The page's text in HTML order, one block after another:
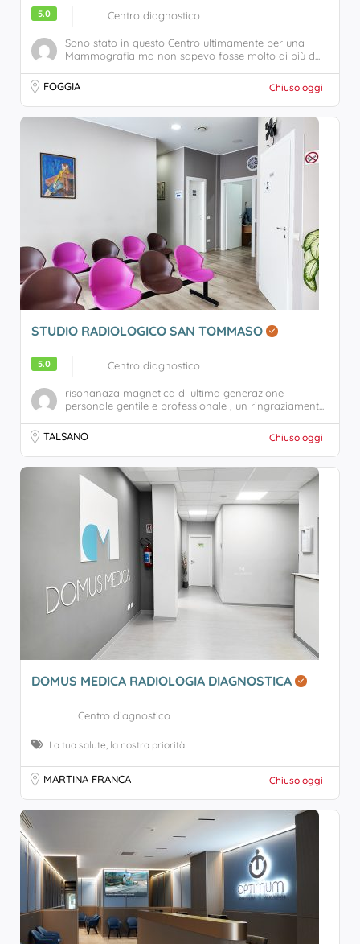
5.0 Centro diagnostico
Sono stato in questo Centro ultimamente per una
Mammografia ma non sapevo fosse molto di più d...
FOGGIA Chiuso oggi
STUDIO RADIOLOGICO SAN TOMMASO
5.0 Centro diagnostico
risonanaza magnetica di ultima generazione
personale gentile e professionale , un ringraziament...
TALSANO Chiuso oggi
DOMUS MEDICA RADIOLOGIA DIAGNOSTICA
Centro diagnostico
La tua salute, la nostra priorità
MARTINA FRANCA Chiuso oggi